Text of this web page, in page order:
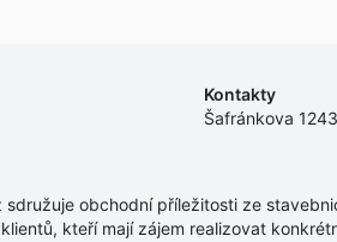
Kontakty
Šafránkova
obchodní příležitosti ze
kteří mají zájem realizovat